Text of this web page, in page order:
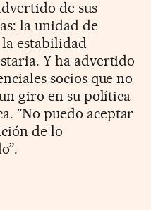
de sus
la unidad de
la estabilidad
Y ha advertido
socios que no
giro en su política
"No puedo aceptar
de lo